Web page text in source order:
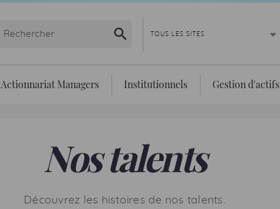
Lancer la recherche
Actionnariat Managers Institutionnels Gestion d'actifs
Nos talents
Découvrez les histoires de nos talents.